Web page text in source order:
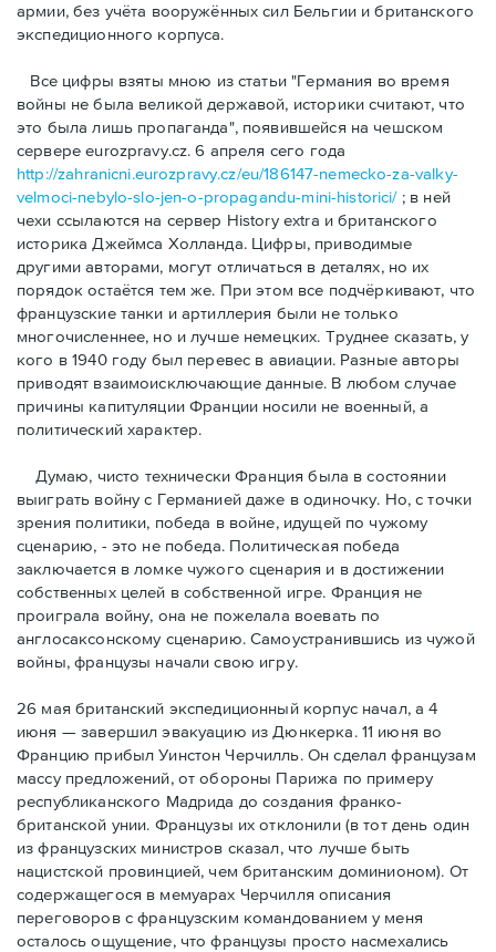
армии, без учёта вооружённых сил Бельгии и британского
экспедиционного корпуса.
Bсе цифры взяты мною из статьи "Германия во время
войны не была великой державой, историки считают, что
это была лишь пропаганда", появившейся на чешском
сервере eurozpravy.cz. 6 апреля сего года
http://zahranicni.eurozpravy.cz/eu/186147-nemecko-za-valky-
velmoci-nebylo-slo-jen-o-propagandu-mini-historici/; в ней
чехи ссылаются на сервер History extra и британского
историка Джеймса Холланда. Цифры, привoдимые
другими авторами, могут отличаться в деталях, но их
порядок остаётся тем же. При этом все подчёркивают, что
французские танки и артиллерия были не только
многочисленнее, но и лучше немецких. Труднее сказать, у
кого в 1940 году был перевес в авиации. Разные авторы
приводят взаимоисключающие данные. В любом случае
причины капитуляции Франции носили не военный, а
политический характер.
Думаю, чисто технически Франция была в состоянии
выиграть войну с Германией даже в одиночку. Но, с точки
зрения политики, победа в войне, идущей по чужому
сценарию, - это не победа. Политическая победа
заключается в ломке чужого сценария и в достижении
собственных целей в собственной игре. Франция не
проиграла войну, она не пожелала воевать по
англосаксонскому сценарию. Самоустранившись из чужой
войны, французы начали свою игру.
26 мая британский экспедиционный корпус начал, а 4
июня — завершил эвакуацию из Дюнкерка. 11 июня во
Францию прибыл Уинстон Черчилль. Он сделал французам
массу предложений, от обороны Парижа по примеру
республиканского Мадрида до создания франко-
британской унии. Французы их отклонили (в тот день один
из французских министров сказал, что лучше быть
нацистской провинцией, чем британским доминионом). От
содержащегося в мемуарах Черчилля описания
переговоров с французским командованием у меня
осталось ощущение, что французы просто насмехались